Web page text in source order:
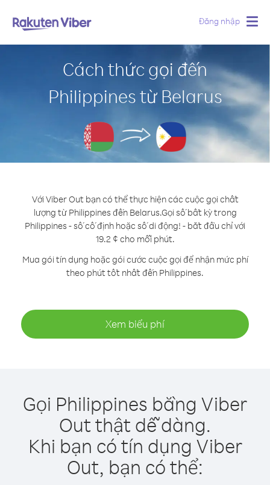
Đăng nhập
Cách thức gọi đến
Philippines từ Belarus
Với Viber Out bạn có thể thực hiện các cuộc gọi chất
lượng từ Philippines đến Belarus.Gọi số bất kỳ trong
Philippines - số cố định hoặc số di động! - bắt đầu chỉ với
19.2 ¢ cho mỗi phút.
Mua gói tín dụng hoặc gói cước cuộc gọi để nhận mức phí
theo phút tốt nhất đến Philippines.
Xem biểu phí
Gọi Philippines bằng Viber
Out thật dễ dàng.
Khi bạn có tín dụng Viber
Out, bạn có thể: